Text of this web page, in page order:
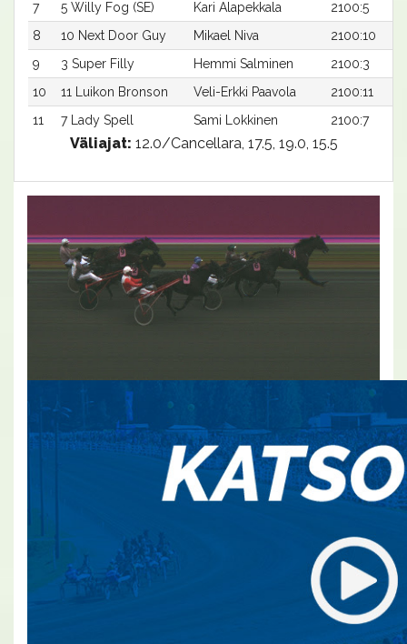
7 5 Willy Fog (SE) Kari Alapekkala
2100:5
8
10 Next Door Guy Mikael Niva
2100:10
9
3 Super Filly Hemmi Salminen
2100:3
10
11 Luikon Bronson Veli-Erkki Paavola
2100:11
11
7 Lady Spell Sami Lokkinen 2100:7
Väliajat: 12.0/Cancellara, 17.5, 19.0, 15.5